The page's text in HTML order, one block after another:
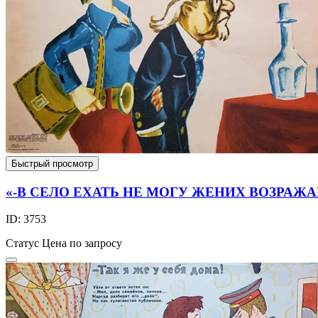
Быстрый просмотр
«-В СЕЛО ЕХАТЬ НЕ МОГУ ЖЕНИХ
ID: 3753
Статус Цена по запросу